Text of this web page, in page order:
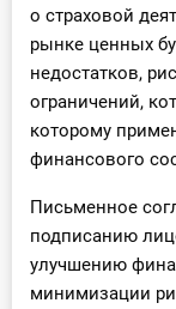
о страховой
рынке ценных
недостатков,
ограничений,
которому
финансового
Письменное
подписанию
улучшению
минимизации